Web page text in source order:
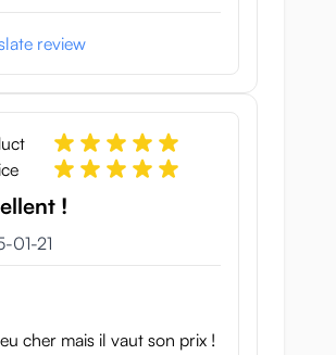
jag lösvaginan.
hur flexibel den är. Det mjuka
underbart och en stor
det matchar värmen i din kropp
på vänster och höger sida
Resten av tunneln har även
och vändningar, men
review
!
2025
01-21
cher mais il vaut son prix !